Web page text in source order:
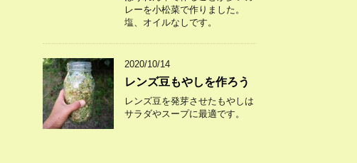
レーを小松菜で作りました。
塩、オイルなしです。
2020/10/14
レンズ豆もやしを作ろう
レンズ豆を発芽させたもやしは
サラダやスープに最適です。